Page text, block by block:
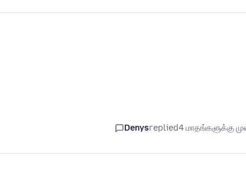
Denysreplied4 மாதங்களுக்கு